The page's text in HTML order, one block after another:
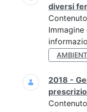
diversi
2018 -